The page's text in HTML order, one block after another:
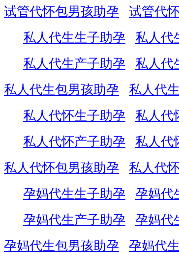
试管代怀包男孩助孕
试管代
私人代生生子助孕
私人代
私人代生产子助孕
私人代
私人代生包男孩助孕
私人代
私人代怀生子助孕
私人代
私人代怀产子助孕
私人代
私人代怀包男孩助孕
私人代
孕妈代生生子助孕
孕妈代
孕妈代生产子助孕
孕妈代
孕妈代生包男孩助孕
孕妈代